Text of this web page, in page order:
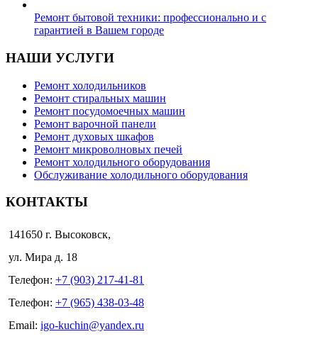
Ремонт бытовой техники: профессионально и с
гарантией в Вашем городе
НАШИ УСЛУГИ
Ремонт холодильников
Ремонт стиральных машин
Ремонт посудомоечных машин
Ремонт варочной панели
Ремонт духовых шкафов
Ремонт микроволновых печей
Ремонт холодильного оборудования
Обслуживание холодильного оборудования
КОНТАКТЫ
141650 г. Высоковск,
ул. Мира д. 18
Телефон: +7 (903) 217-41-81
Телефон: +7 (965) 438-03-48
Email: igo-kuchin@yandex.ru